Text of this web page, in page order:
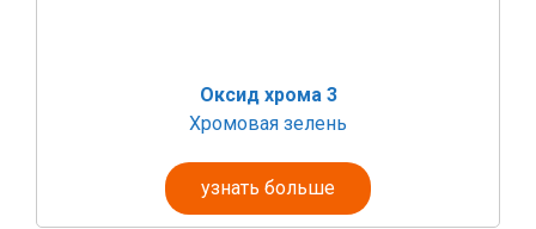
Оксид хрома 3
Хромовая зелень
узнать больше